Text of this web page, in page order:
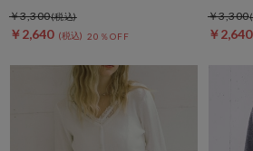
￥2,640 20％OFF
￥3,300
￥2,640
￥3,300